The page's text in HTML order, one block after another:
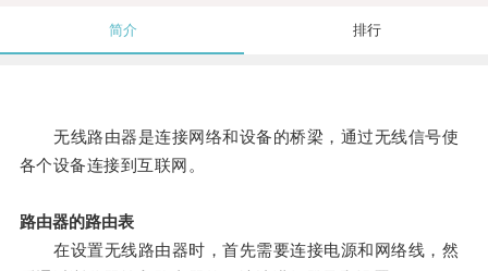
简介 排行
无线路由器是连接网络和设备的桥梁，通过无线信号使
各个设备连接到互联网。
路由器的路由表
在设置无线路由器时，首先需要连接电源和网络线，然